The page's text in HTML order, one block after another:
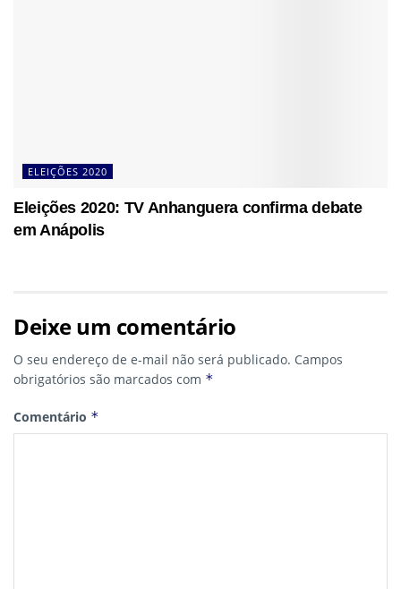
ELEIÇÕES 2020
Eleições 2020: TV Anhanguera confirma debate
em Anápolis
Deixe um comentário
O seu endereço de e-mail não será publicado. Campos
obrigatórios são marcados com *
Comentário *